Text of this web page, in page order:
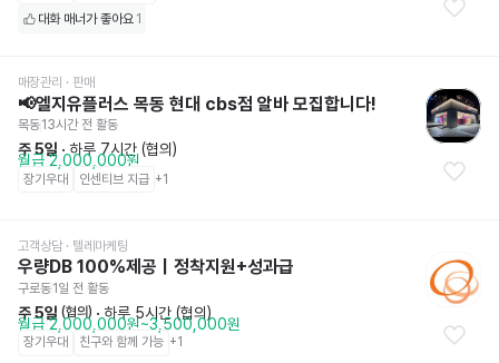
대화 매너가 좋아요 1
매장관리 · 판매
📢엘지유플러스 목동 현대 cbs점 알바 모집합니다!
목동13시간 전 활동
주 5일 · 하루 7시간 (협의)
월급 2,000,000원
장기우대 인센티브 지급 +1
고객상담 · 텔레마케팅
우량DB 100%제공｜정착지원+성과급
구로동1일 전 활동
주 5일 (협의) · 하루 5시간 (협의)
월급 2,000,000원~3,500,000원
장기우대 친구와 함께 가능 +1